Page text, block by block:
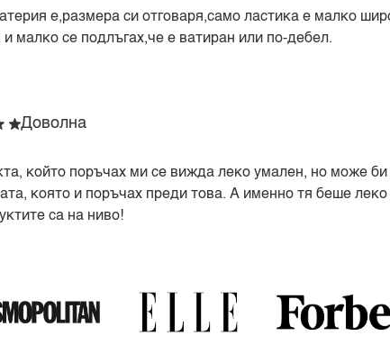
е,размера си отговаря,само ластика е малко
и малко се подлъгах,че е ватиран или по-дебел.
Доволна
който поръчах ми се вижда леко умален, но може
която и поръчах преди това. А именно тя беше
са на ниво!